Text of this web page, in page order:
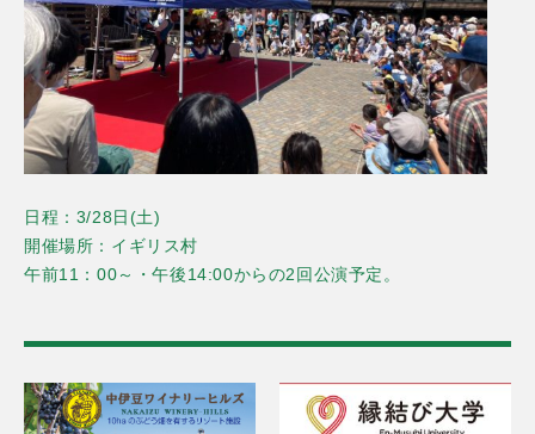
日程：3/28日(土)
開催場所：イギリス村
午前11：00～・午後14:00からの2回公演予定。